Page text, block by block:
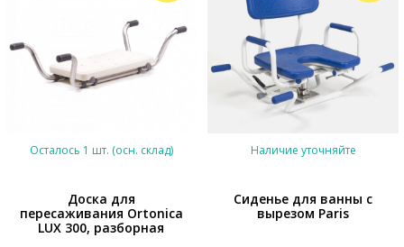
*}
Осталось 1 шт. (осн. склад)
​​Доска для
пересаживания Ortonica
LUX 300, разборная
Наличие уточняйте
Сиденье для ванны с
вырезом Paris